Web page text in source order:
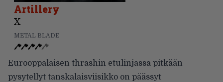
Artillery
X
METAL BLADE
Eurooppalaisen thrashin etulinjassa pitkään
pysytellyt tanskalaisviisikko on päässyt